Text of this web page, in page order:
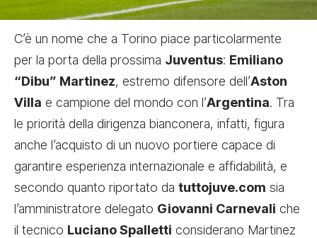
C’è un nome che a Torino piace particolarmente
per la porta della prossima Juventus: Emiliano
“Dibu” Martinez, estremo difensore dell’Aston
Villa e campione del mondo con l’Argentina. Tra
le priorità della dirigenza bianconera, infatti, figura
anche l’acquisto di un nuovo portiere capace di
garantire esperienza internazionale e affidabilità, e
secondo quanto riportato da tuttojuve.com sia
l’amministratore delegato Giovanni Carnevali che
il tecnico Luciano Spalletti considerano Martinez